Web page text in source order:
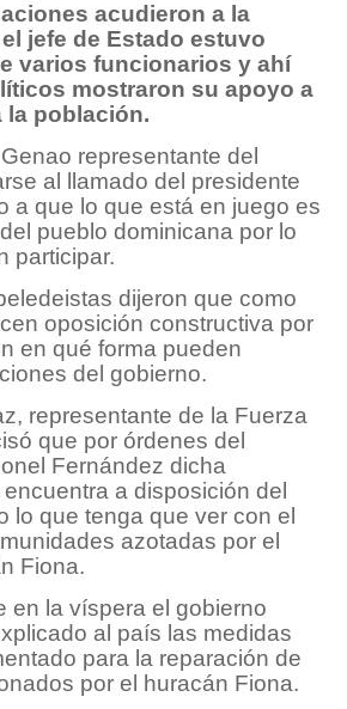
acudieron a la
jefe de Estado estuvo
varios funcionarios y ahí
mostraron su apoyo a
la población.
representante del
al llamado del presidente
a que lo que está en juego es
pueblo dominicana por lo
participar.
dijeron que como
oposición constructiva por
en qué forma pueden
del gobierno.
representante de la Fuerza
que por órdenes del
Fernández dicha
a disposición del
lo que tenga que ver con el
azotadas por el
Fiona.
en la víspera el gobierno
al país las medidas
para la reparación de
por el huracán Fiona.